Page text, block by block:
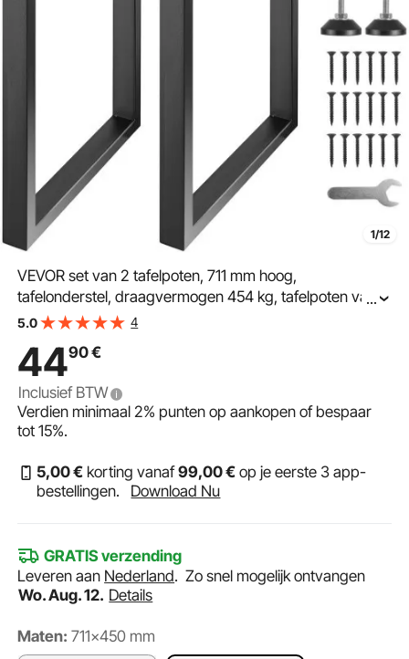
1/12
VEVOR set van 2 tafelpoten, 711 mm hoog,
tafelonderstel, draagvermogen 454 kg, tafelpoten van
koolstofstaal, meubelpoten, zwart, tafelonderstel, ideaal
studiotafels, etc.
...
5.0 4
4490€
Inclusief BTW
Verdien minimaal2% punten op aankopen of bespaar
tot15%.
5,00€ korting vanaf99,00€ op je eerste 3 app-
bestellingen.
Download Nu
GRATIS verzending
Leveren aan Nederland.Zo snel mogelijk ontvangen
Wo. Aug. 12. Details
Maten: 711x450 mm